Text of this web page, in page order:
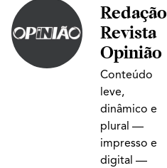
Redação
Revista
Opinião
Conteúdo
leve,
dinâmico e
plural —
impresso e
digital —